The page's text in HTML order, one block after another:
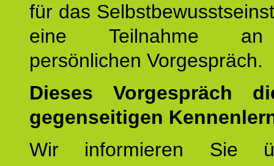
für das
eine Teilnahme
persönlichen Vorgespräch.
Dieses Vorgespräch
gegenseitigen
Wir informieren Sie